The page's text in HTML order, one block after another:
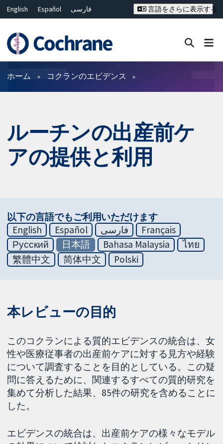
English Español
فارسی
Deutsch
Bahasa Malaysia
ไทย
繁體中文
简体中文
言語をさらに表示する
フィルター
ホーム コクランのエビデンス
ルーチンの出産前ケ
アの提供と利用
以下の言語でもご利用いただけます
English
Español فارسی
Français
Русский
日本語 Bahasa Malaysia
ไทย
繁體中文
简体中文 Polski
本レビューの目的
このコクランによる質的エビデンスの統合は、女
性や医療従事者の出産前ケアに対する見方や経験
について調査することを目的としている。この疑
問に答えるために、関連するすべての質的研究を
集めて分析した結果、85件の研究を含めることに
した。
エビデンスの統合は、出産前ケアの様々なモデル